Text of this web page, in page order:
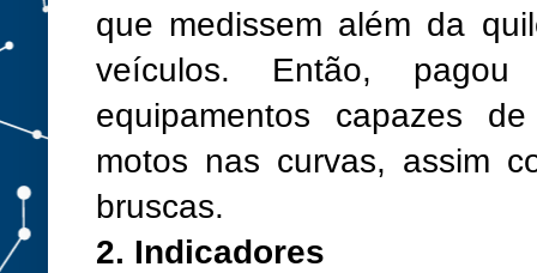
que medissem além da
veículos. Então, pagou
equipamentos capazes
motos nas curvas, assim
bruscas.
2. Indicadores